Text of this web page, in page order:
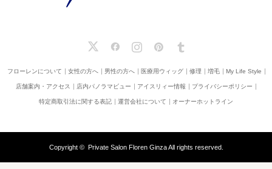
FacebookInstagramPinterest
フローレンについて 女性の方へ 男性の方へ 医療用ウィッグ 修理 増毛 My Life Style
店舗案内・アクセス 店内パノラマビュー アイスリィー情報 プライバシーポリシー
特定商取引法に関する表記 運営会社について オーナーホットライン
Copyright © Private Salon Floren GinzaAll rights reserved.